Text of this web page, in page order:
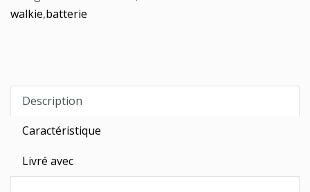
walkie,batterie
Description
Caractéristique
Livré avec